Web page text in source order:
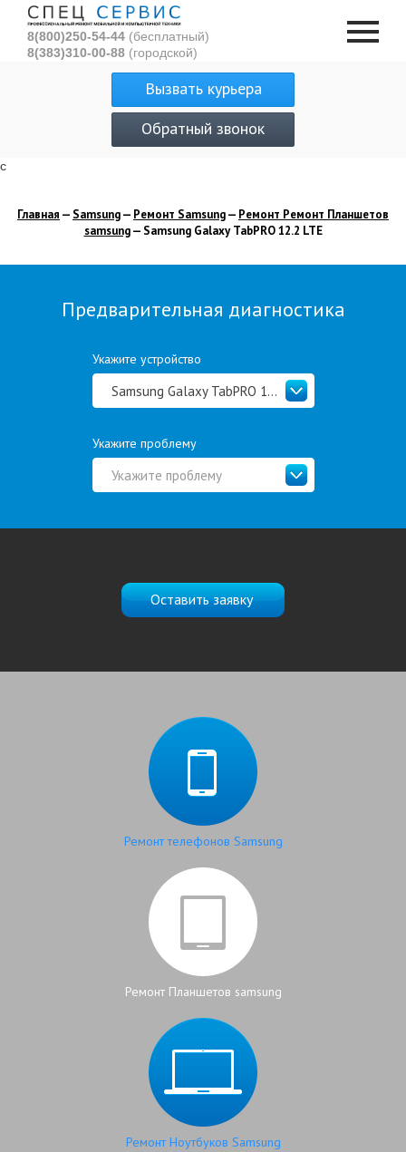
с
8(800)250-54-44 (бесплатный)
8(383)310-00-88 (городской)
Вызвать курьера
Обратный звонок
Главная — Samsung— Ремонт Samsung— Ремонт Ремонт Планшетов
samsung— Samsung Galaxy TabPRO 12.2 LTE
Предварительная диагностика
Укажите устройство
Samsung Galaxy TabPRO 12.2 LTE
Укажите проблему
Укажите проблему
Оставить заявку
Ремонт телефонов Samsung
Ремонт Планшетов samsung
Ремонт Ноутбуков Samsung